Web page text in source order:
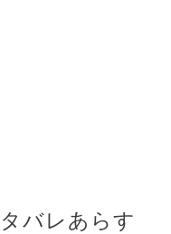
バレあらす